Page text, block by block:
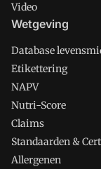
Video
Wetgeving
Database
Etikettering
NAPV
Nutri-Score
Claims
Standaarden &
Allergenen